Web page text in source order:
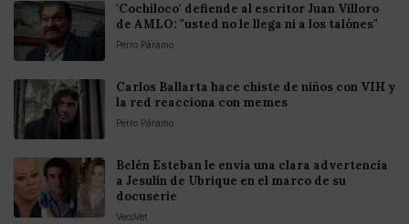
'Cochiloco' defiende al escritor Juan Villoro
de AMLO: "usted no le llega ni a los talónes"
Perro Páramo
Carlos Ballarta hace chiste de niños con VIH y
la red reacciona con memes
Perro Páramo
Belén Esteban le envía una clara advertencia
a Jesulín de Ubrique en el marco de su
docuserie
VecoVet